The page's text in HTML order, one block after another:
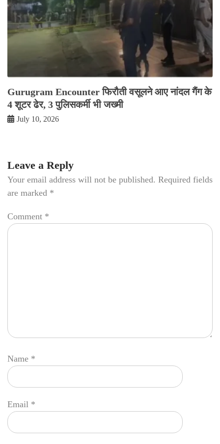
Gurugram Encounter फिरौती वसूलने आए नांदल गैंग के
4 शूटर ढेर, 3 पुलिसकर्मी भी जख्मी
July 10, 2026
Leave a Reply
Your email address will not be published. Required fields
are marked *
Comment *
Name *
Email *